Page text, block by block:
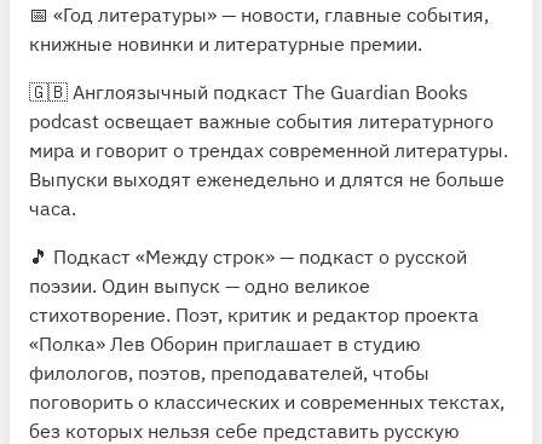
📅 «Год литературы» — новости, главные события,
книжные новинки и литературные премии.
🇬🇧 Англоязычный подкаст The Guardian Books
podcast освещает важные события литературного
мира и говорит о трендах современной литературы.
Выпуски выходят еженедельно и длятся не больше
часа.
🎵 Подкаст «Между строк» — подкаст о русской
поэзии. Один выпуск — одно великое
стихотворение. Поэт, критик и редактор проекта
«Полка» Лев Оборин приглашает в студию
филологов, поэтов, преподавателей, чтобы
поговорить о классических и современных текстах,
без которых нельзя себе представить русскую